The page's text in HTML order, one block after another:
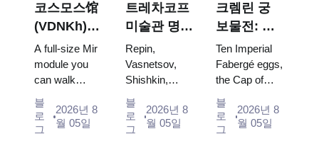
코스모스馆
(VDNKh) :
러시아 최대
우주 전시관
A full-size Mir
module you
can walk
Energia–
Buran model,
블
로
그
2026년 8
월 05일
트레차코프
미술관 명
작: 꼭 봐야
할 그림들을
중심으로 한
방문 계획
Repin,
Vasnetsov,
Shishkin,
and Surikov
— the works
블
로
그
2026년 8
월 05일
크렘린 궁
보물전: 파
베르제 달
걀, 왕좌, 대
관식 예복
Ten Imperial
Fabergé eggs,
the Cap of
the double
throne of two
블
로
그
2026년 8
월 05일